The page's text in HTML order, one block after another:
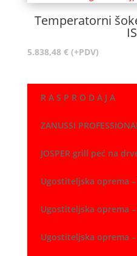
Temperatorni
5.838,48 € (+PDV)
R A S P R O D A J A
ZANUSSI
JOSPER grill peć na
Ugostiteljska oprema –
Ugostiteljska oprema –
Ugostiteljska oprema –